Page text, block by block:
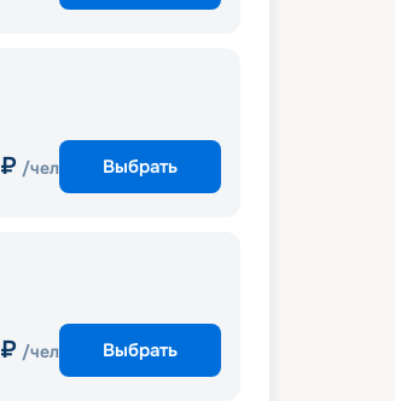
₽ /чел Выбрать
₽ /чел Выбрать